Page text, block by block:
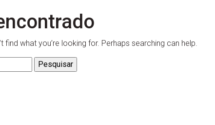
find what you’re looking for. Perhaps searching can help.